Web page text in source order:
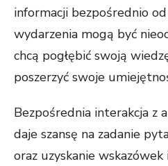
informacji bezpośrednio
wydarzenia mogą być
chcą pogłębić swoją
poszerzyć swoje
Bezpośrednia interakcja z
daje szansę na zadanie
oraz uzyskanie